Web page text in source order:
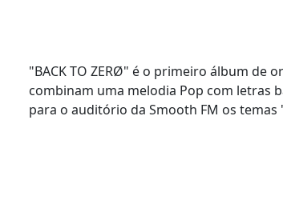
"BACK TO ZERØ" é o primeiro álbum de
combinam uma melodia Pop com letras
para o auditório da Smooth FM os